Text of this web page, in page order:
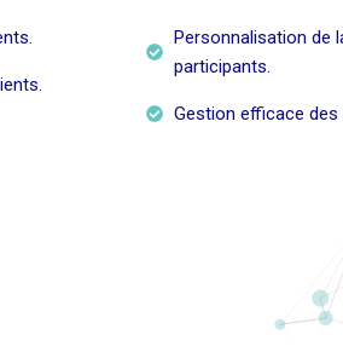
Personnalisation de
participants.
Gestion efficace